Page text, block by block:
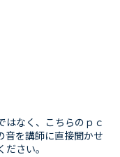
はなく、こちらのｐｃ
を講師に直接聞かせ
さい。